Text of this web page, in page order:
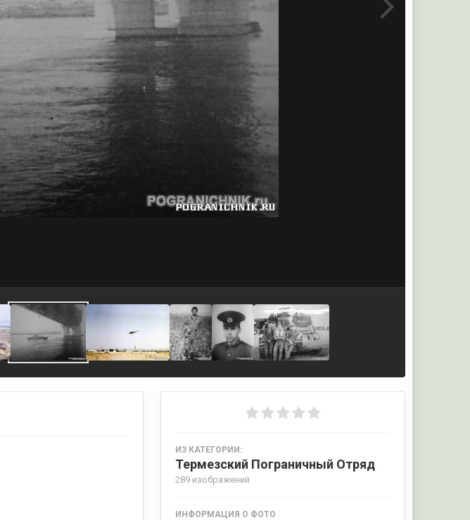
ИЗ КАТЕГОРИИ:
Термезский Пограничный Отряд ·
289 изображений
ИНФОРМАЦИЯ О ФОТО